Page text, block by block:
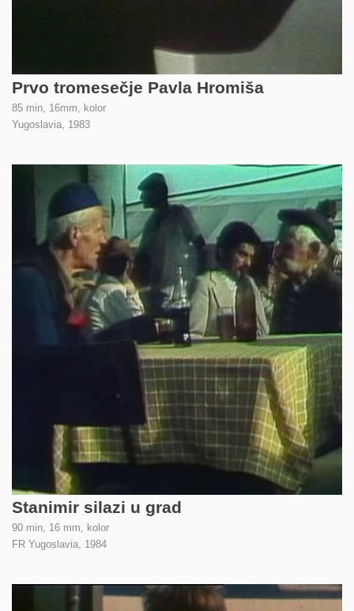
Prvo tromesečje Pavla Hromiša
85 min, 16mm, kolor
Yugoslavia, 1983
Stanimir silazi u grad
90 min, 16 mm, kolor
FR Yugoslavia, 1984